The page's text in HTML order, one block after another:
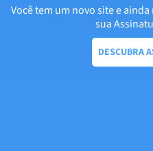
Você tem um novo site e
sua
DESCUBRA